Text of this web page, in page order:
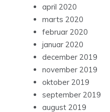
april 2020
marts 2020
februar 2020
januar 2020
december 2019
november 2019
oktober 2019
september 2019
august 2019